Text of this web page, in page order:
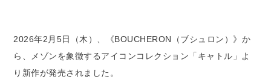
2026年2月5日（木）、《BOUCHERON（ブシュロン）》か
ら、メゾンを象徴するアイコンコレクション「キャトル」よ
り新作が発売されました。